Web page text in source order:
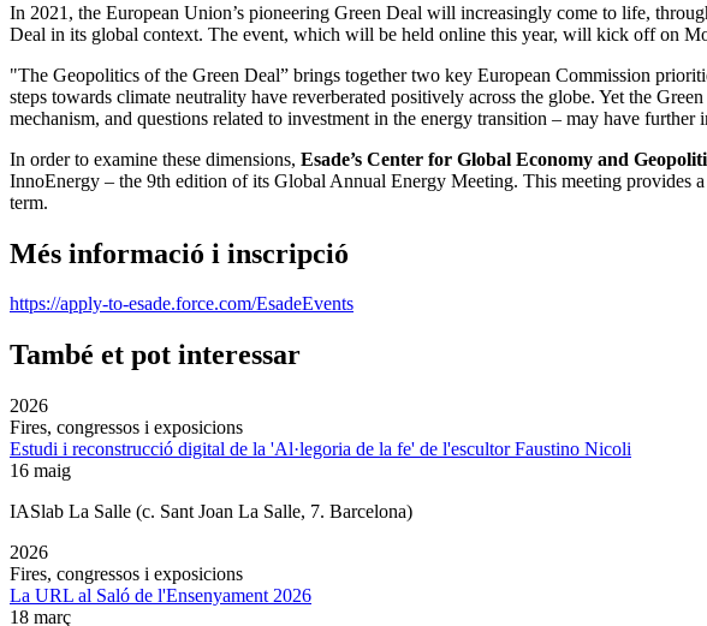
In 2021, the European Union’s pioneering Green Deal will increasingly come to life,
Deal in its global context. The event, which will be held online this year, will kick off on
"The Geopolitics of the Green Deal” brings together two key European Commission
steps towards climate neutrality have reverberated positively across the globe. Yet the
mechanism, and questions related to investment in the energy transition – may have further
In order to examine these dimensions, Esade’s Center for Global Economy and
InnoEnergy – the 9th edition of its Global Annual Energy Meeting. This meeting provides
term.
Més informació i inscripció
https://apply-to-esade.force.com/EsadeEvents
També et pot interessar
2026
Fires, congressos i exposicions
Estudi i reconstrucció digital de la 'Al·legoria de la fe' de l'escultor Faustino Nicoli
16 maig
IASlab La Salle (c. Sant Joan La Salle, 7. Barcelona)
2026
Fires, congressos i exposicions
La URL al Saló de l'Ensenyament 2026
18 març